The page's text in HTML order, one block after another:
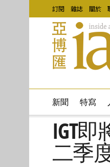
訂閱 雜誌 關於
新聞 特寫
IGT
二季